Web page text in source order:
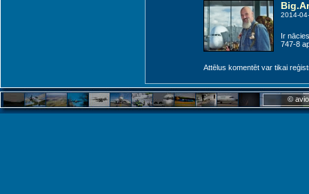
2014-
Ir
747-8
Attēlus komentēt var tikai
©